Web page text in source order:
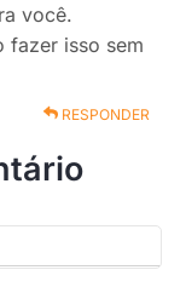
você.
fazer isso sem
RESPONDER